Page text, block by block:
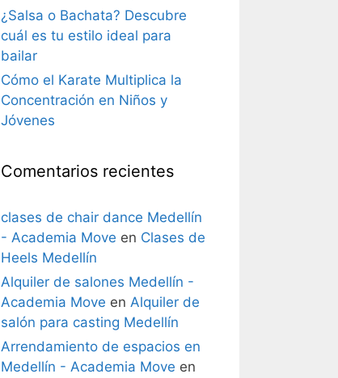
¿Salsa o Bachata? Descubre
cuál es tu estilo ideal para
bailar
Cómo el Karate Multiplica la
Concentración en Niños y
Jóvenes
Comentarios recientes
clases de chair dance Medellín
- Academia Move en Clases de
Heels Medellín
Alquiler de salones Medellín -
Academia Move en Alquiler de
salón para casting Medellín
Arrendamiento de espacios en
Medellín - Academia Move en